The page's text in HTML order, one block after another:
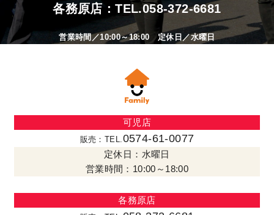
各務原店：TEL.058-372-6681
営業時間／10:00～18:00 定休日／水曜日
可児店
販売：TEL.0574-61-0077
定休日：水曜日
営業時間：10:00～18:00
各務原店